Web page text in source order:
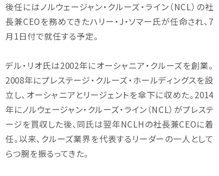
後任にはノルウェージャン・クルーズ・ライン（NCL）の社
長兼CEOを務めてきたハリー・J・ソマー氏が任命され、7
月1日付で就任する予定。
デル・リオ氏は2002年にオーシャニア・クルーズを創業。
2008年にプレステージ・クルーズ・ホールディングスを設
立し、オーシャニアとリージェントを傘下に収めた。2014
年にノルウェージャン・クルーズ・ライン（NCL）がプレステ
ージを買収した後、同氏は翌年NCLHの社長兼CEOに着
任。以来、クルーズ業界を代表するリーダーの一人として
らつ腕を振るってきた。